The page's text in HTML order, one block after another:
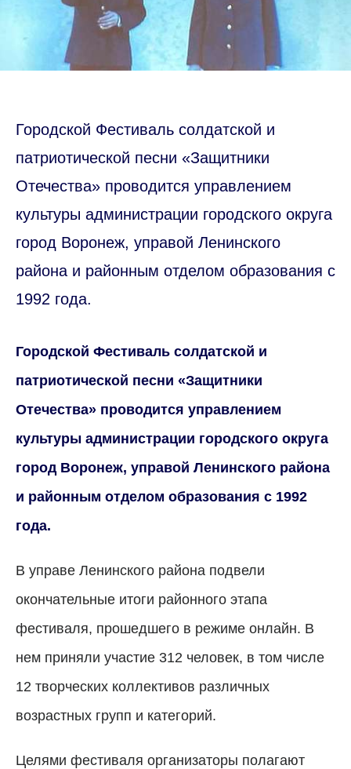
Городской Фестиваль солдатской и
патриотической песни «Защитники
Отечества» проводится управлением
культуры администрации городского округа
город Воронеж, управой Ленинского
района и районным отделом образования с
1992 года.
Городской Фестиваль солдатской и
патриотической песни «Защитники
Отечества» проводится управлением
культуры администрации городского округа
город Воронеж, управой Ленинского района
и районным отделом образования с 1992
года.
В управе Ленинского района подвели
окончательные итоги районного этапа
фестиваля, прошедшего в режиме онлайн. В
нем приняли участие 312 человек, в том числе
12 творческих коллективов различных
возрастных групп и категорий.
Целями фестиваля организаторы полагают